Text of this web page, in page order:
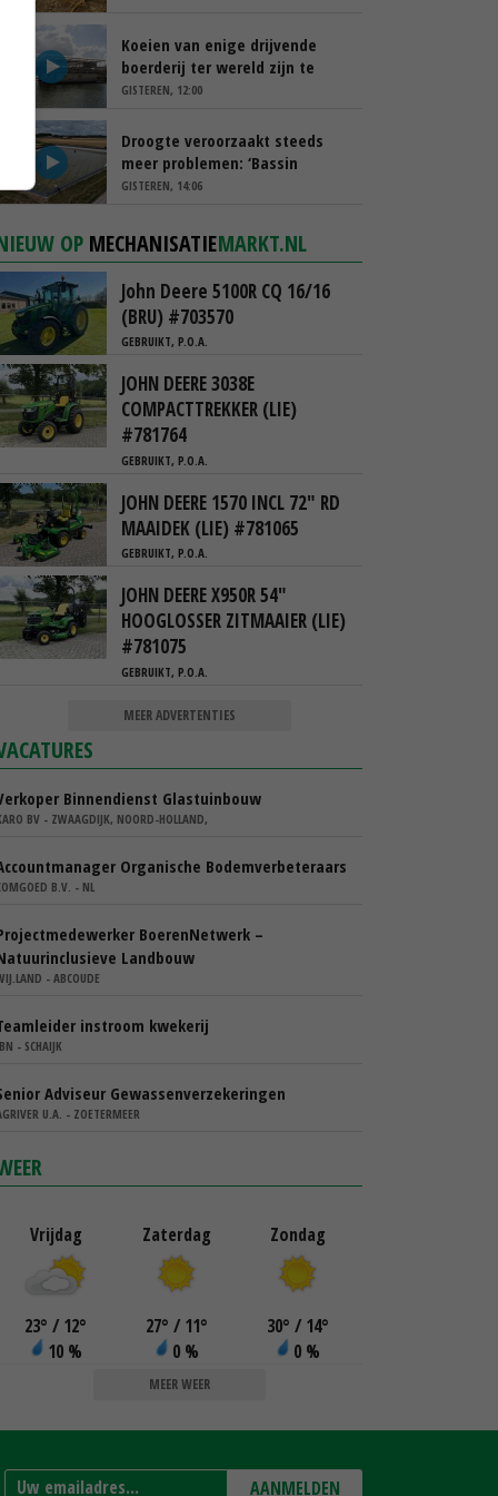
Koeien van enige drijvende
boerderij ter wereld zijn te
koop
GISTEREN, 12:00
Droogte veroorzaakt steeds
meer problemen: ‘Bassin
afgelopen week al leeg’
GISTEREN, 14:06
OP MECHANISATIEMARKT.NL
John Deere 5100R CQ 16/16
(BRU) #703570
GEBRUIKT, P.O.A.
JOHN DEERE 3038E
COMPACTTREKKER (LIE)
#781764
GEBRUIKT, P.O.A.
JOHN DEERE 1570 INCL 72" RD
MAAIDEK (LIE) #781065
GEBRUIKT, P.O.A.
JOHN DEERE X950R 54"
HOOGLOSSER ZITMAAIER (LIE)
#781075
GEBRUIKT, P.O.A.
MEER ADVERTENTIES
Binnendienst Glastuinbouw
BV - ZWAAGDIJK, NOORD-HOLLAND,
Organische Bodemverbeteraars
B.V. - NL
BoerenNetwerk –
Landbouw
- ABCOUDE
instroom kwekerij
- SCHAIJK
Adviseur Gewassenverzekeringen
U.A. - ZOETERMEER
Vrijdag
23° / 12°
10 %
Zaterdag
27° / 11°
0 %
Zondag
30° / 14°
0 %
MEER WEER
AANMELDEN